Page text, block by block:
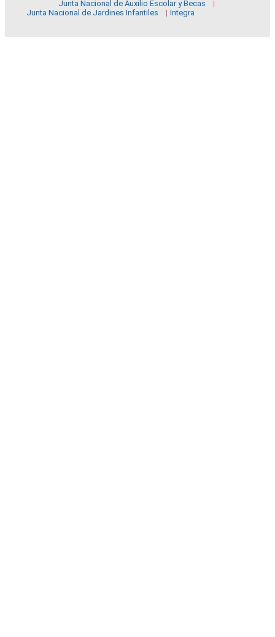
Junta Nacional de Auxilio Escolar y Becas
Junta Nacional de Jardines Infantiles
Integra